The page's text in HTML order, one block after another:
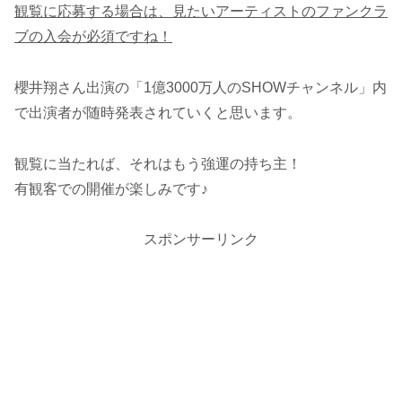
観覧に応募する場合は、見たいアーティストのファンクラ
ブの入会が必須ですね！
櫻井翔さん出演の「1億3000万人のSHOWチャンネル」内
で出演者が随時発表されていくと思います。
観覧に当たれば、それはもう強運の持ち主！
有観客での開催が楽しみです♪
スポンサーリンク